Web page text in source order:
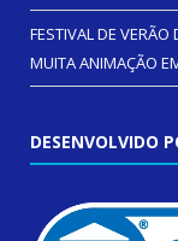
FESTIVAL DE
MUITA ANIMAÇÃO
DESENVOLVIDO